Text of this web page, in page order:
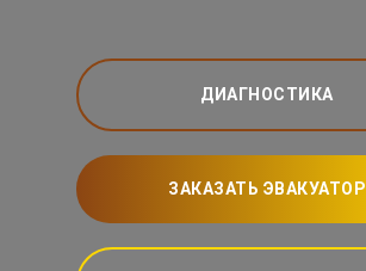
ДИАГНОСТИКА
ЗАКАЗАТЬ ЭВАКУАТОР